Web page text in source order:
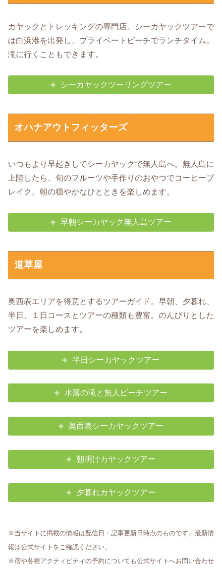
カヤックとトレッキングの専門店。シーカヤックツアーで
は白浜港を出発し、プライベートビーチでランチタイム。
滝に行くこともできます。
シーカヤックツーリングツアー
オハナアウトフィッターズ
いつもより早起きしてシーカヤックで無人島へ。無人島に
上陸したら、旬のフルーツや手作りのおやつでコーヒーブ
レイク。朝の穏やかなひとときを楽しめます。
早朝シーカヤック無人島ツアー
道草屋
奥西表エリアを得意とするツアーガイド。早朝、夕暮れ、
半日、１日コースとツアーの種類も豊富。のんびりとした
ツアーを楽しめます。
半日シーカヤックツアー
水落の滝と無人ビーチツアー
奥西表シーカヤックツアー
朝明けカヤックツアー
夕暮れカヤックツアー
※当サイトに掲載の情報は配信日・記事更新日時点のものです。最新情
報は公式サイトをご確認ください。
※宿や各種アクティビティの予約についても公式サイトへお問い合わせ